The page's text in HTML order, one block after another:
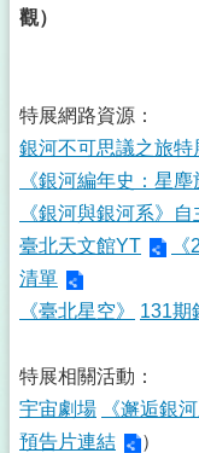
觀）
特展網路資源：
銀河不可思議之旅特
《銀河編年史：星
《銀河與銀河系》
臺北天文館YT
清單
《臺北星空》
131期
特展相關活動：
宇宙劇場
《邂逅銀河
預告片連結
）